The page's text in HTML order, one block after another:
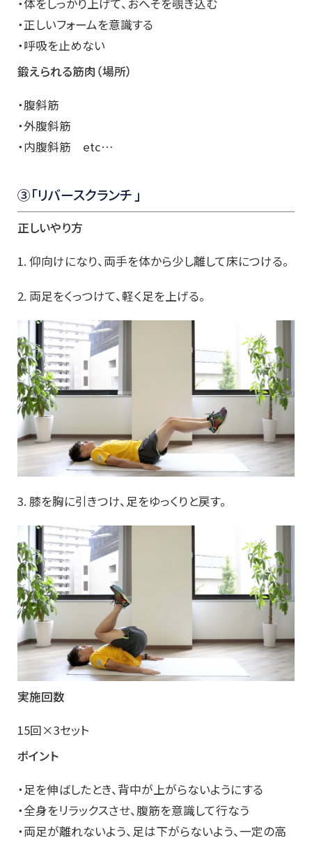
・正しいフォームを意識する
・呼吸を止めない
鍛えられる筋肉（場所）
・腹斜筋
・外腹斜筋
・内腹斜筋 etc…
③「リバースクランチ 」
正しいやり方
1. 仰向けになり、両手を体から少し離して床につける。
2. 両足をくっつけて、軽く足を上げる。
3. 膝を胸に引きつけ、足をゆっくりと戻す。
実施回数
15回×3セット
ポイント
・足を伸ばしたとき、背中が上がらないようにする
・全身をリラックスさせ、腹筋を意識して行なう
・両足が離れないよう、足は下がらないよう、一定の高